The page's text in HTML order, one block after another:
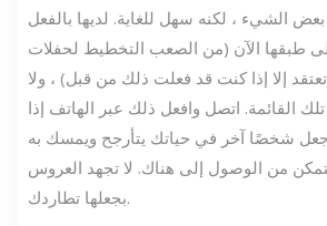
بعض الشيء ، لكنه سهل للغاية. لديها بالفعل
طبقها الآن (من الصعب التخطيط لحفلات
إلا إذا كنت قد فعلت ذلك من قبل) ، ولا
القائمة. اتصل وافعل ذلك عبر الهاتف إذا
شخصًا آخر في حياتك يتأرجح ويمسك به
من الوصول إلى هناك. لا تجهد العروس
بجعلها تطاردك.